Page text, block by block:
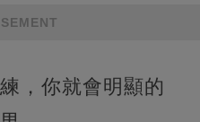
，你就會明顯的